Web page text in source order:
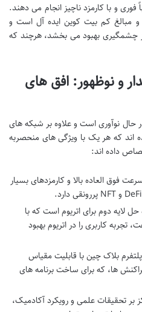
فوری و با کارمزد ناچیز انجام می دهند.
و مبالغ کم بیت کوین ایده آل است و
چشمگیری بهبود می بخشد، هرچند که
و نوظهور: افق های
حال نوآوری است و علاوه بر شبکه های
اند که هر یک با ویژگی های منحصربه
داده اند:
فوق العاده بالا و کارمزدهای بسیار
لایه دوم برای اتریوم است که با
کاربری را در اتریوم بهبود
بلاک چین با قابلیت مقیاس
ها، که برای ساخت برنامه های
بر تحقیقات علمی و رویکرد آکادمیک،